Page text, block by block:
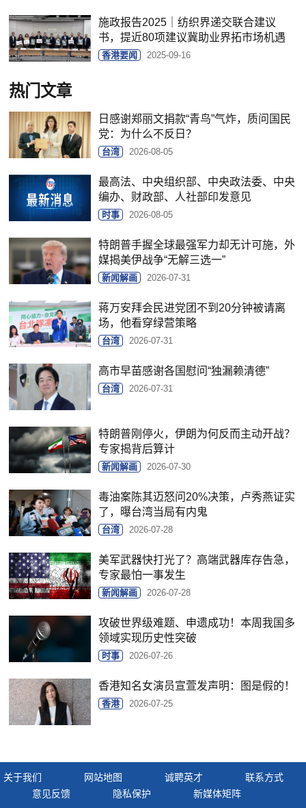
施政报告2025｜纺织界递交联合建议
书，提近80项建议冀助业界拓市场机遇
香港要闻 2025-09-16
热门文章
日感谢郑丽文捐款“青鸟”气炸，质问国民
党：为什么不反日？
台湾 2026-08-05
最高法、中央组织部、中央政法委、中央
编办、财政部、人社部印发意见
时事 2026-08-05
特朗普手握全球最强军力却无计可施，外
媒揭美伊战争“无解三选一”
新闻解画 2026-07-31
蒋万安拜会民进党团不到20分钟被请离
场，他看穿绿营策略
台湾 2026-07-31
高市早苗感谢各国慰问“独漏赖清德”
台湾 2026-07-31
特朗普刚停火，伊朗为何反而主动开战？
专家揭背后算计
新闻解画 2026-07-30
毒油案陈其迈怒问20%决策，卢秀燕证实
了，曝台湾当局有内鬼
台湾 2026-07-28
美军武器快打光了？高端武器库存告急，
专家最怕一事发生
新闻解画 2026-07-28
攻破世界级难题、申遗成功！本周我国多
领域实现历史性突破
时事 2026-07-26
香港知名女演员宣萱发声明：图是假的！
香港 2026-07-25
关于我们 网站地图 诚聘英才
联系方式
意见反馈
隐私保护 新媒体矩阵